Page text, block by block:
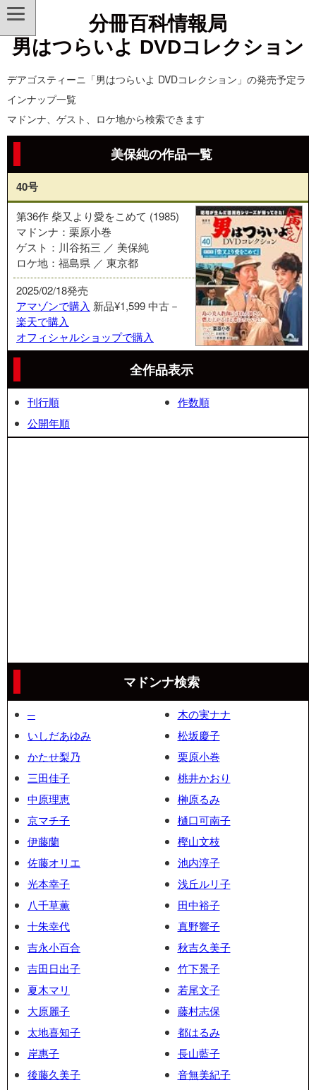
分冊百科情報局
男はつらいよ DVDコレクション
デアゴスティーニ「男はつらいよ DVDコレクション」の発売予定ラ
インナップ一覧
マドンナ、ゲスト、ロケ地から検索できます
美保純の作品一覧
40号
第36作 柴又より愛をこめて (1985)
マドンナ：栗原小巻
ゲスト：川谷拓三 ／ 美保純
ロケ地：福島県 ／ 東京都
2025/02/18発売
アマゾンで購入 新品¥1,599中古－
楽天で購入
オフィシャルショップで購入
全作品表示
刊行順
公開年順
作数順
マドンナ検索
─
いしだあゆみ
かたせ梨乃
三田佳子
中原理恵
京マチ子
伊藤蘭
佐藤オリエ
光本幸子
八千草薫
十朱幸代
吉永小百合
吉田日出子
夏木マリ
大原麗子
太地喜知子
岸惠子
後藤久美子
木の実ナナ
松坂慶子
栗原小巻
桃井かおり
榊原るみ
樋口可南子
樫山文枝
池内淳子
浅丘ルリ子
田中裕子
真野響子
秋吉久美子
竹下景子
若尾文子
藤村志保
都はるみ
長山藍子
音無美紀子